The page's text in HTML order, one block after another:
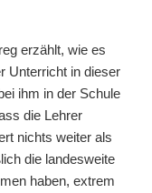
erzählt, wie es
Unterricht in dieser
ihm in der Schule
die Lehrer
nichts weiter als
die landesweite
haben, extrem